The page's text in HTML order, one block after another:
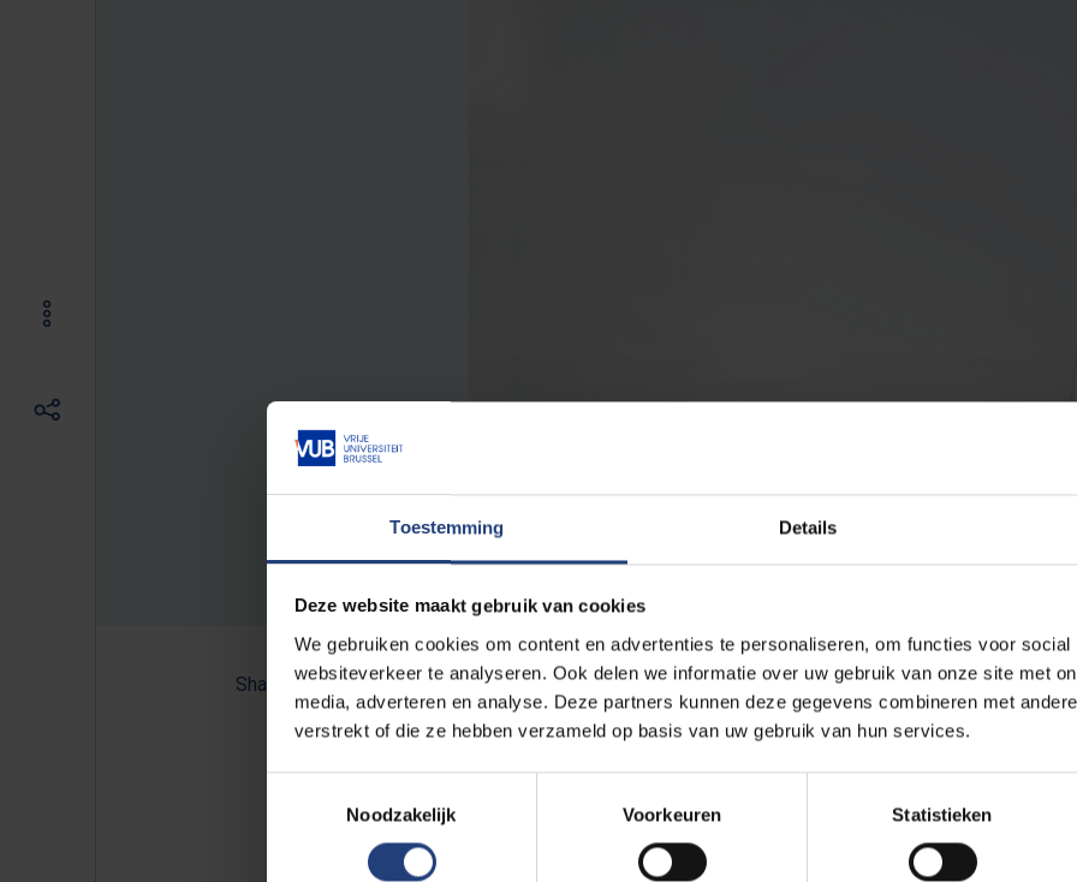
Toestemming Details
Deze website maakt gebruik van cookies
We gebruiken cookies om content en advertenties te personaliseren, om functies voor
websiteverkeer te analyseren. Ook delen we informatie over uw gebruik van onze site met
media, adverteren en analyse. Deze partners kunnen deze gegevens combineren met
verstrekt of die ze hebben verzameld op basis van uw gebruik van hun services.
Noodzakelijk
Voorkeuren Statistieken
Share:
VUB Today:
"Gaan robots de wereld overnemen?"